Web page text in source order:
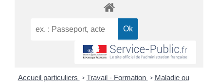
Accueil particuliers > Travail - Formation > Maladie ou